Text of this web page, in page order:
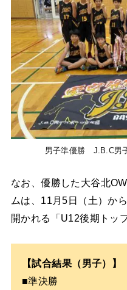
男子準優勝 J.B.C男
なお、優勝した大谷北
ムは、11月5日（土）か
開かれる「U12後期トッ
【試合結果（男子）】
■準決勝